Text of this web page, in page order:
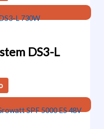
DS3-L